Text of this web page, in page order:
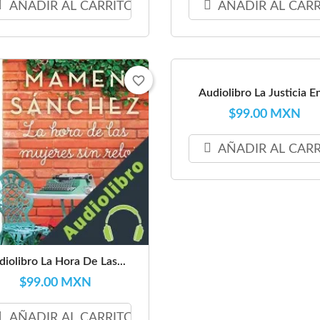
AÑADIR AL CARRITO AÑADIR AL
La Hora De Las...
$99.00 MXN
favorite_border
Audiolibro La Justicia
$99.00 MXN
AÑADIR AL